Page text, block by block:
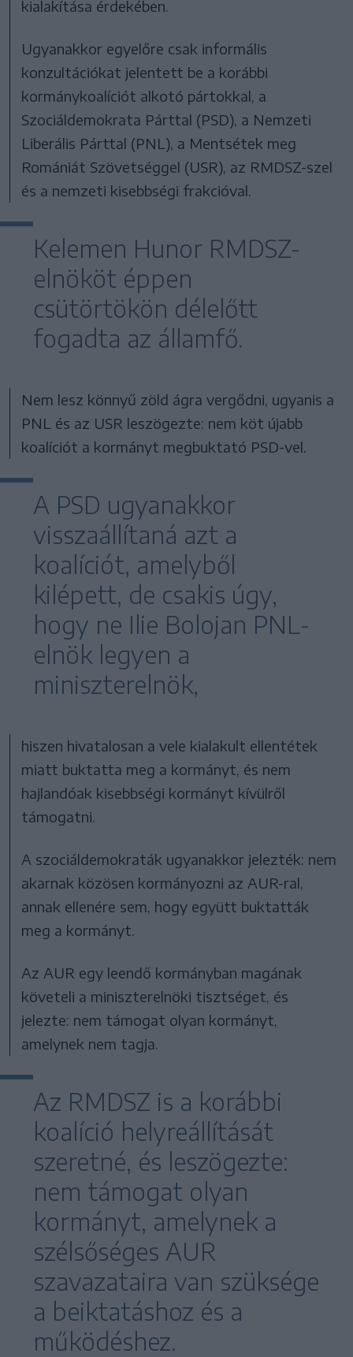
kialakítása érdekében.
Ugyanakkor egyelőre csak informális
konzultációkat jelentett be a korábbi
kormánykoalíciót alkotó pártokkal, a
Szociáldemokrata Párttal (PSD), a Nemzeti
Liberális Párttal (PNL), a Mentsétek meg
Romániát Szövetséggel (USR), az RMDSZ-szel
és a nemzeti kisebbségi frakcióval.
Kelemen Hunor RMDSZ-
elnököt éppen
csütörtökön délelőtt
fogadta az államfő.
Nem lesz könnyű zöld ágra vergődni, ugyanis a
PNL és az USR leszögezte: nem köt újabb
koalíciót a kormányt megbuktató PSD-vel.
A PSD ugyanakkor
visszaállítaná azt a
koalíciót, amelyből
kilépett, de csakis úgy,
hogy ne Ilie Bolojan PNL-
elnök legyen a
miniszterelnök,
hiszen hivatalosan a vele kialakult ellentétek
miatt buktatta meg a kormányt, és nem
hajlandóak kisebbségi kormányt kívülről
támogatni.
A szociáldemokraták ugyanakkor jelezték: nem
akarnak közösen kormányozni az AUR-ral,
annak ellenére sem, hogy együtt buktatták
meg a kormányt.
Az AUR egy leendő kormányban magának
követeli a miniszterelnöki tisztséget, és
jelezte: nem támogat olyan kormányt,
amelynek nem tagja.
Az RMDSZ is a korábbi
koalíció helyreállítását
szeretné, és leszögezte:
nem támogat olyan
kormányt, amelynek a
szélsőséges AUR
szavazataira van szüksége
a beiktatáshoz és a
működéshez.